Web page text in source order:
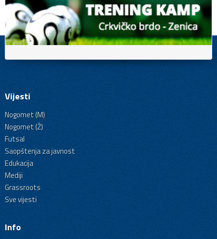
Vijesti
Nogomet (M)
Nogomet (Ž)
Futsal
Saopštenja za javnost
Edukacija
Mediji
Grassroots
Sve vijesti
Info